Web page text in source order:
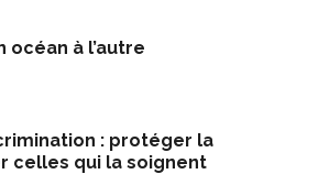
océan à l’autre
: protéger la
celles qui la soignent